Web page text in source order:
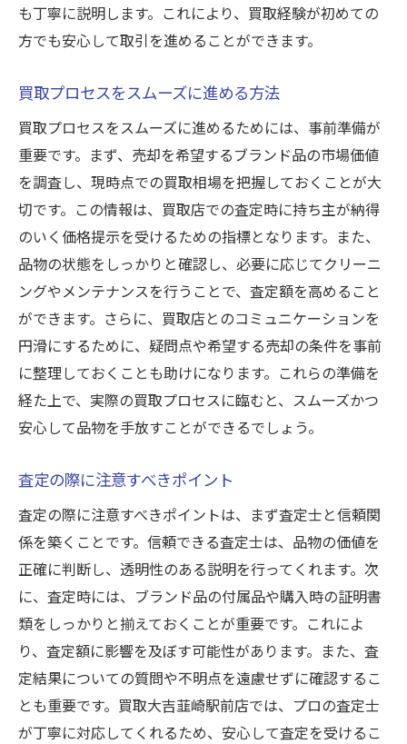
も丁寧に説明します。これにより、買取経験が初めての
方でも安心して取引を進めることができます。
買取プロセスをスムーズに進める方法
買取プロセスをスムーズに進めるためには、事前準備が
重要です。まず、売却を希望するブランド品の市場価値
を調査し、現時点での買取相場を把握しておくことが大
切です。この情報は、買取店での査定時に持ち主が納得
のいく価格提示を受けるための指標となります。また、
品物の状態をしっかりと確認し、必要に応じてクリーニ
ングやメンテナンスを行うことで、査定額を高めること
ができます。さらに、買取店とのコミュニケーションを
円滑にするために、疑問点や希望する売却の条件を事前
に整理しておくことも助けになります。これらの準備を
経た上で、実際の買取プロセスに臨むと、スムーズかつ
安心して品物を手放すことができるでしょう。
査定の際に注意すべきポイント
査定の際に注意すべきポイントは、まず査定士と信頼関
係を築くことです。信頼できる査定士は、品物の価値を
正確に判断し、透明性のある説明を行ってくれます。次
に、査定時には、ブランド品の付属品や購入時の証明書
類をしっかりと揃えておくことが重要です。これによ
り、査定額に影響を及ぼす可能性があります。また、査
定結果についての質問や不明点を遠慮せずに確認するこ
とも重要です。買取大吉韮崎駅前店では、プロの査定士
が丁寧に対応してくれるため、安心して査定を受けるこ